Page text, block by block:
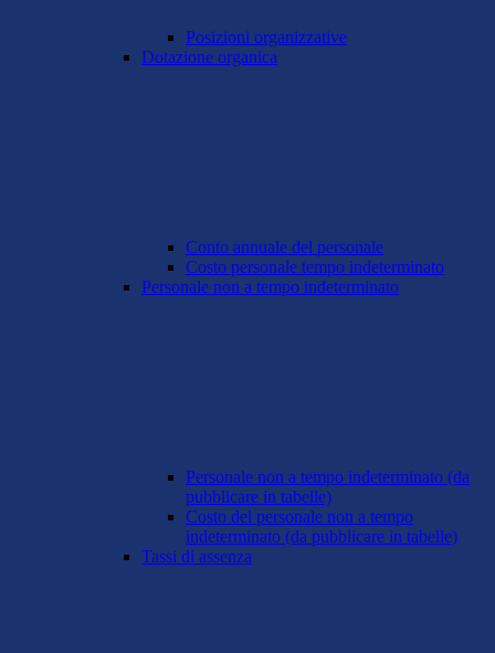
Posizioni organizzative
Dotazione organica
Conto annuale del personale
Costo personale tempo indeterminato
Personale non a tempo indeterminato
Personale non a tempo indeterminato (da
pubblicare in tabelle)
Costo del personale non a tempo
indeterminato (da pubblicare in tabelle)
Tassi di assenza